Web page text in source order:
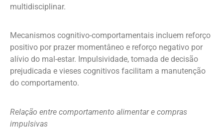
multidisciplinar.
Mecanismos cognitivo-comportamentais incluem reforço
positivo por prazer momentâneo e reforço negativo por
alívio do mal-estar. Impulsividade, tomada de decisão
prejudicada e vieses cognitivos facilitam a manutenção
do comportamento.
Relação entre comportamento alimentar e compras
impulsivas